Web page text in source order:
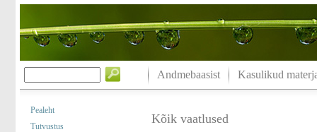
Andmebaasist Kasulikud
Pealeht
Tutvustus
Kõik vaatlused